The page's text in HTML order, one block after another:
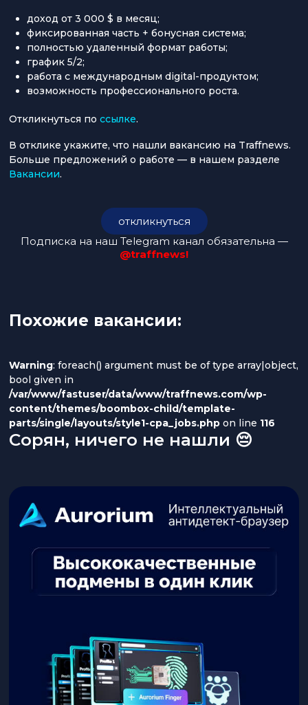
доход от 3 000 $ в месяц;
фиксированная часть + бонусная система;
полностью удаленный формат работы;
график 5/2;
работа с международным digital-продуктом;
возможность профессионального роста.
Откликнуться по ссылке.
В отклике укажите, что нашли вакансию на Traffnews.
Больше предложений о работе — в нашем разделе
Вакансии.
откликнуться
Подписка на наш Telegram канал обязательна —
@traffnews!
Похожие вакансии:
Warning: foreach() argument must be of type array|object,
bool given in
/var/www/fastuser/data/www/traffnews.com/wp-
content/themes/boombox-child/template-
parts/single/layouts/style1-cpa_jobs.php on line 116
Сорян, ничего не нашли 😔